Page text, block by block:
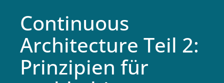
Continuous
Architecture Teil 2:
Prinzipien für